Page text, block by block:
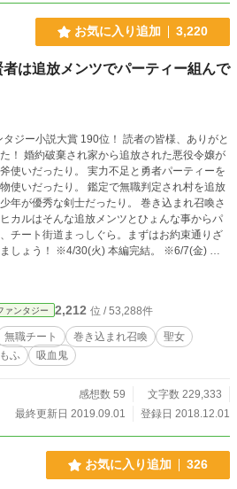
お気に入り追加 3,220
は追放メンツでパーティー組んで
ジー小説大賞 190位！ 読者の皆様、ありがと
悪役令嬢が
。 実力不足と勇者パーティーを
。 鑑定で無職判定され村を追放
秀な剣士だったり。 巻き込まれ召喚さ
カルはそんな追放メンツとひょんな事からパ
チート街道まっしぐら。まずはお約束通りざ
) 本編完結。 ※6/7(金) 外
ァンタジー 2,212 位 / 53,288件
無職チート 巻き込まれ召喚
聖女
ふ 吸血鬼
感想数 59
文字数 229,333
最終更新日 2019.09.01
登録日 2018.12.01
お気に入り追加 326